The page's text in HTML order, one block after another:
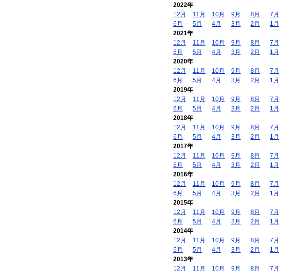
2022年
12月
11月 10月 9月 8月
7月
6月
5月 4月 3月 2月
1月
2021年
12月
11月 10月 9月 8月
7月
6月
5月 4月 3月 2月
1月
2020年
12月
11月 10月 9月 8月
7月
6月
5月 4月 3月 2月
1月
2019年
12月
11月 10月 9月 8月
7月
6月
5月 4月 3月 2月
1月
2018年
12月
11月 10月 9月 8月
7月
6月
5月 4月 3月 2月
1月
2017年
12月
11月 10月 9月 8月
7月
6月
5月 4月 3月 2月
1月
2016年
12月
11月 10月 9月 8月
7月
6月
5月 4月 3月 2月
1月
2015年
12月
11月 10月 9月 8月
7月
6月
5月 4月 3月 2月
1月
2014年
12月
11月 10月 9月 8月
7月
6月
5月 4月 3月 2月
1月
2013年
12月
11月 10月 9月 8月 7月